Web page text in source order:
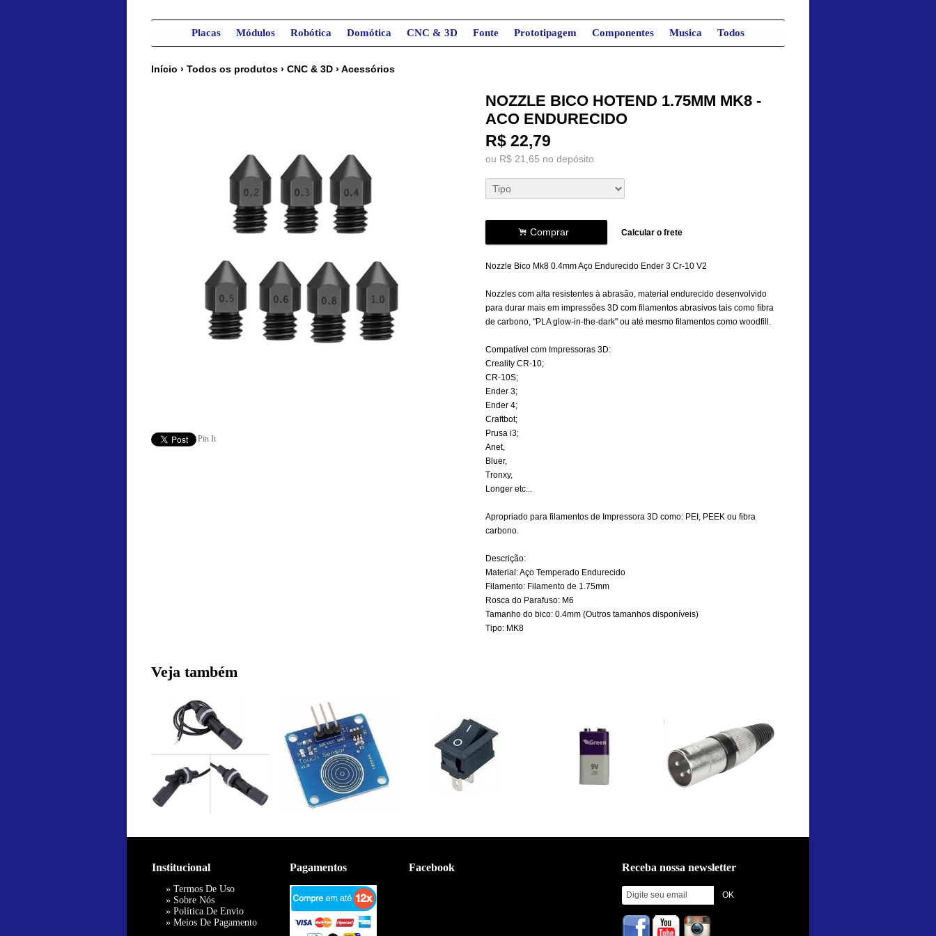
Placas Módulos Robótica Domótica CNC & 3D Fonte Prototipagem Componentes Musica Todos
Início › Todos os produtos › CNC & 3D › Acessórios
Pin It
NOZZLE BICO HOTEND 1.75MM MK8 -
ACO ENDURECIDO
R$ 22,79
ou R$ 21,65 no depósito
. Comprar Calcular o frete
Nozzle Bico Mk8 0.4mm Aço Endurecido Ender 3 Cr-10 V2
Nozzles com alta resistentes à abrasão, material endurecido desenvolvido
para durar mais em impressões 3D com filamentos abrasivos tais como fibra
de carbono, "PLA glow-in-the-dark" ou até mesmo filamentos como woodfill.
Compatível com Impressoras 3D:
Creality CR-10;
CR-10S;
Ender 3;
Ender 4;
Craftbot;
Prusa i3;
Anet,
Bluer,
Tronxy,
Longer etc...
Apropriado para filamentos de Impressora 3D como: PEI, PEEK ou fibra
carbono.
Descrição:
Material: Aço Temperado Endurecido
Filamento: Filamento de 1.75mm
Rosca do Parafuso: M6
Tamanho do bico: 0.4mm (Outros tamanhos disponíveis)
Tipo: MK8
Veja também
Institucional
» Termos De Uso
» Sobre Nós
» Política De Envio
» Meios De Pagamento
Pagamentos Facebook Receba nossa newsletter